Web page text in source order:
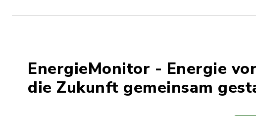
EnergieMonitor - Energie
die Zukunft gemeinsam